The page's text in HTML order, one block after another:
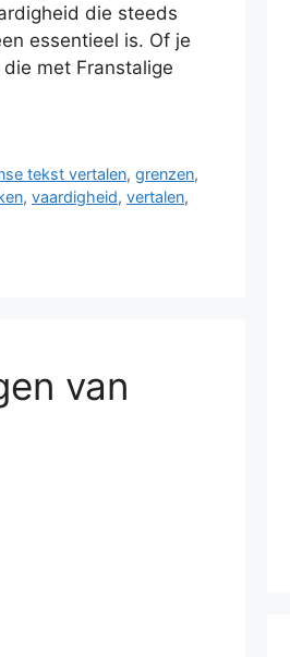
die steeds
essentieel is. Of je
met Franstalige
tekst vertalen,grenzen,
, vaardigheid, vertalen,
van